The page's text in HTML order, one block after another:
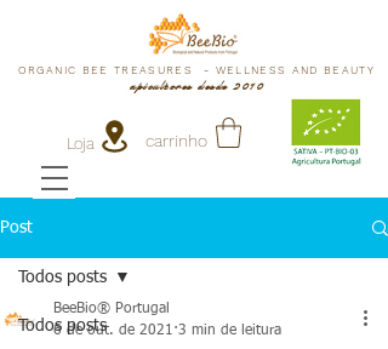
ORGANIC BEE TREASURES - WELLNESS AND BEAUTY
apicultores desde 2010
carrinho
Loja
Post
Todos posts
Todos posts
BeeBio® Portugal
6 de out. de 2021 3 min de leitura